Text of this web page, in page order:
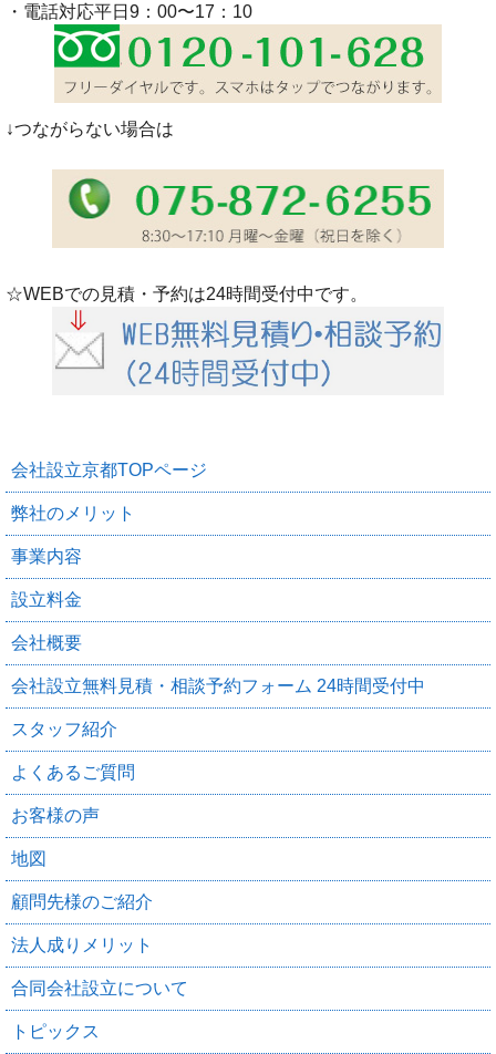
・電話対応平日9：00〜17：10
↓つながらない場合は
☆WEBでの見積・予約は24時間受付中です。
会社設立京都TOPページ
弊社のメリット
事業内容
設立料金
会社概要
会社設立無料見積・相談予約フォーム 24時間受付中
スタッフ紹介
よくあるご質問
お客様の声
地図
顧問先様のご紹介
法人成りメリット
合同会社設立について
トピックス